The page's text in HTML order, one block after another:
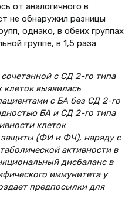
от аналогичного в
не обнаружил разницы
однако, в обеих группах
группе, в 1,5 раза
с СД 2-го типа
выявилась
с БА без СД 2-го
БА и СД 2-го типа
клеток
(ФИ и ФЧ), наряду с
активности в
дисбаланс в
иммунитета у
предпосылки для